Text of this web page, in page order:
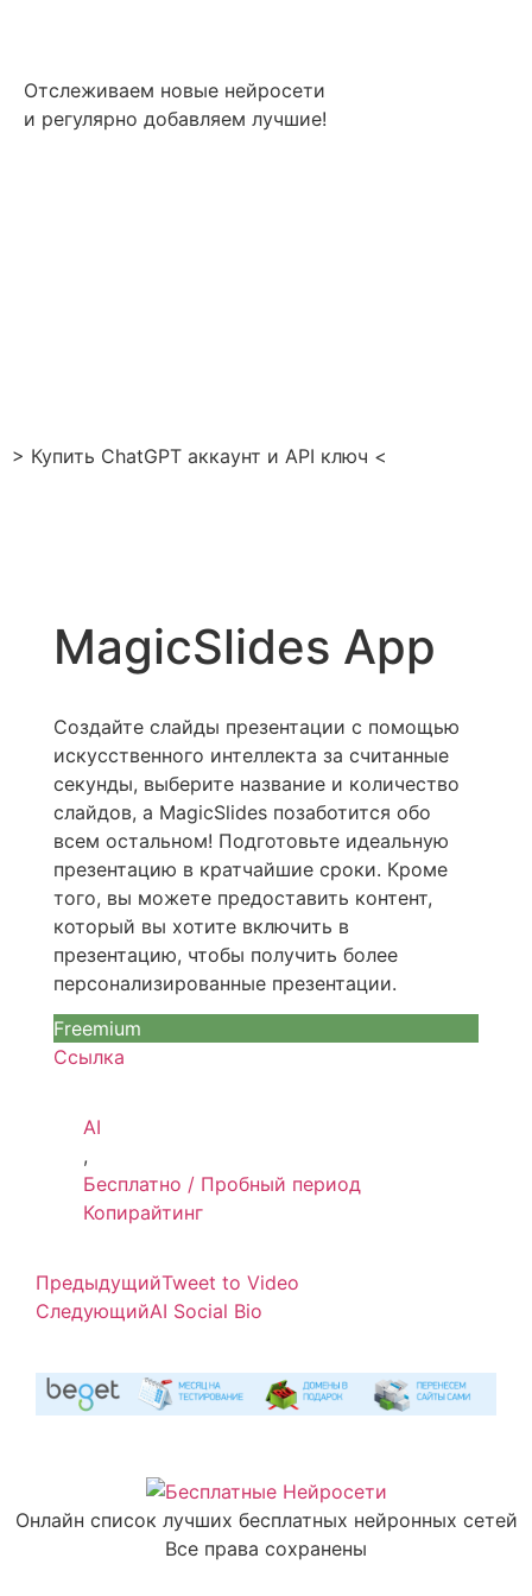
Отслеживаем новые нейросети
и регулярно добавляем лучшие!
> Купить ChatGPT аккаунт и API ключ <
MagicSlides App
Создайте слайды презентации с помощью
искусственного интеллекта за считанные
секунды, выберите название и количество
слайдов, а MagicSlides позаботится обо
всем остальном! Подготовьте идеальную
презентацию в кратчайшие сроки. Кроме
того, вы можете предоставить контент,
который вы хотите включить в
презентацию, чтобы получить более
персонализированные презентации.
Freemium
Ссылка
AI
,
Бесплатно / Пробный период
Копирайтинг
ПредыдущийTweet to Video
СледующийAI Social Bio
Онлайн список лучших бесплатных нейронных сетей
Все права сохранены